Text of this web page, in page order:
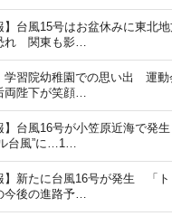
】台風15号はお盆休みに東北
れ 関東も影…
学習院幼稚園での思い出 運動
両陛下が笑顔…
】台風16号が小笠原近海で発
台風”に…1…
】新たに台風16号が発生 「
今後の進路予…